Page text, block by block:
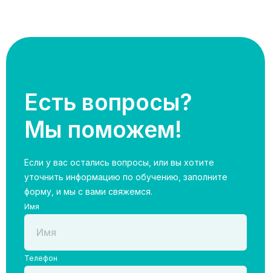
Есть вопросы?
Мы поможем!
Если у вас остались вопросы, или вы хотите
уточнить информацию по обучению, заполните
форму, и мы с вами свяжемся.
Имя
Телефон